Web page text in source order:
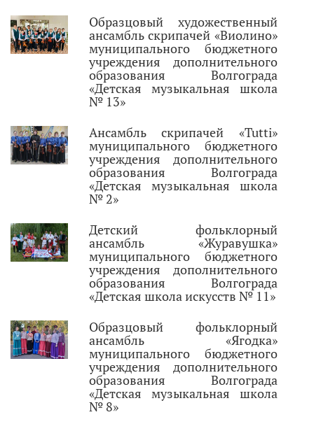
Образцовый художественный
ансамбль скрипачей «Виолино»
муниципального бюджетного
учреждения дополнительного
образования Волгограда
«Детская музыкальная школа
№ 13»
Ансамбль скрипачей «Tutti»
муниципального бюджетного
учреждения дополнительного
образования Волгограда
«Детская музыкальная школа
№ 2»
Детский фольклорный
ансамбль «Журавушка»
муниципального бюджетного
учреждения дополнительного
образования Волгограда
«Детская школа искусств № 11»
Образцовый фольклорный
ансамбль «Ягодка»
муниципального бюджетного
учреждения дополнительного
образования Волгограда
«Детская музыкальная школа
№ 8»